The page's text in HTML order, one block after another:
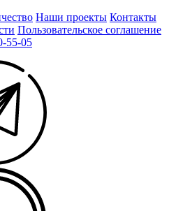
Наши проекты Контакты
Пользовательское соглашение
55-05